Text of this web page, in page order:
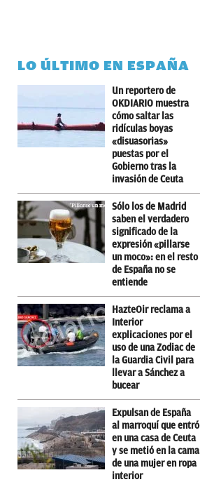
LO ÚLTIMO EN ESPAÑA
Un reportero de
OKDIARIO muestra
cómo saltar las
ridículas boyas
«disuasorias»
puestas por el
Gobierno tras la
invasión de Ceuta
Sólo los de Madrid
saben el verdadero
significado de la
expresión «pillarse
un moco»: en el resto
de España no se
entiende
HazteOir reclama a
Interior
explicaciones por el
uso de una Zodiac de
la Guardia Civil para
llevar a Sánchez a
bucear
Expulsan de España
al marroquí que entró
en una casa de Ceuta
y se metió en la cama
de una mujer en ropa
interior